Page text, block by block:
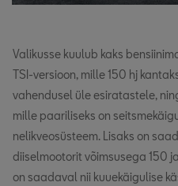
Valikusse kuulub kaks
TSI-versioon, mille 150 hj
vahendusel üle esiratastele,
mille paariliseks on
nelikveosüsteem. Lisaks on
diiselmootorit võimsusega 150
on saadaval nii kuuekäigulise